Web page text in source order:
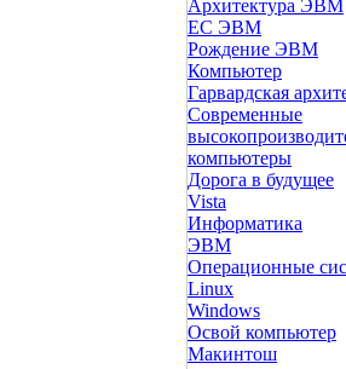
Архитектура ЭВМ
ЕС ЭВМ
Рождение ЭВМ
Компьютер
Гарвардская
Современные
компьютеры
Дорога в будущее
Vista
Инфоpматика
ЭВМ
Операционные
Linux
Windows
Освой компьютер
Макинтош